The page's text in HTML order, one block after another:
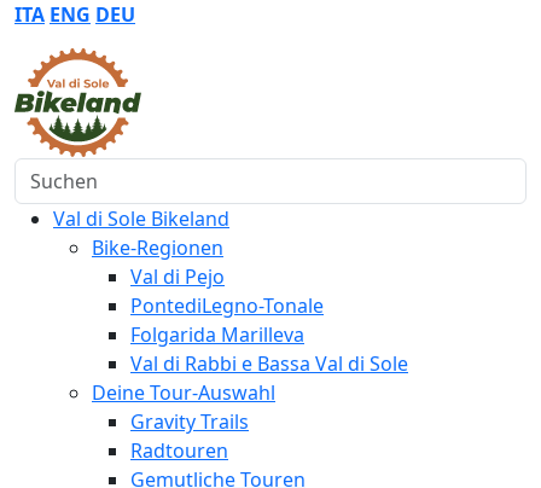
ITA ENG DEU
Suchen
Val di Sole Bikeland
Bike-Regionen
Val di Pejo
PontediLegno-Tonale
Folgarida Marilleva
Val di Rabbi e Bassa Val di Sole
Deine Tour-Auswahl
Gravity Trails
Radtouren
Gemutliche Touren